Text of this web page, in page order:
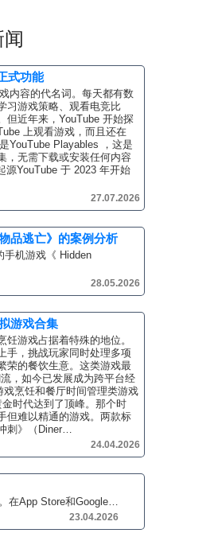
式功能
内容的代名词。每天都有数
习游戏策略、观看电竞比
但近年来，YouTube 开始探
上观看游戏，而且还在
YouTube Playables ，这是
，无需下载或安装任何内容
源YouTube 于 2023 年开始
27.07.2026
品逃亡》的案例分析
手机游戏《 Hidden
28.05.2026
游戏合集
游戏占据着特殊的地位。
手，挑战玩家同时处理多项
的餐饮生意。这类游戏最
，如今已发展成为跨平台经
烹饪和餐厅时间管理类游戏
时代达到了顶峰。那个时
但难以精通的游戏。两款标
刺》（Diner…
24.04.2026
在App Store和Google…
23.04.2026